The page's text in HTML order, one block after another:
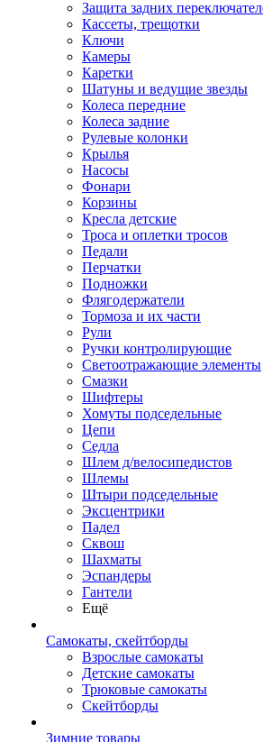
Защита задних
Кассеты, трещотки
Ключи
Камеры
Каретки
Шатуны и ведущие звезды
Колеса передние
Колеса задние
Рулевые колонки
Крылья
Насосы
Фонари
Корзины
Кресла детские
Троса и оплетки тросов
Педали
Перчатки
Подножки
Флягодержатели
Тормоза и их части
Рули
Ручки контролирующие
Светоотражающие элементы
Смазки
Шифтеры
Хомуты подседельные
Цепи
Седла
Шлем д/велосипедистов
Шлемы
Штыри подседельные
Эксцентрики
Падел
Сквош
Шахматы
Эспандеры
Гантели
Ещё
Самокаты, скейтборды
Взрослые самокаты
Детские самокаты
Трюковые самокаты
Скейтборды
Зимние товары